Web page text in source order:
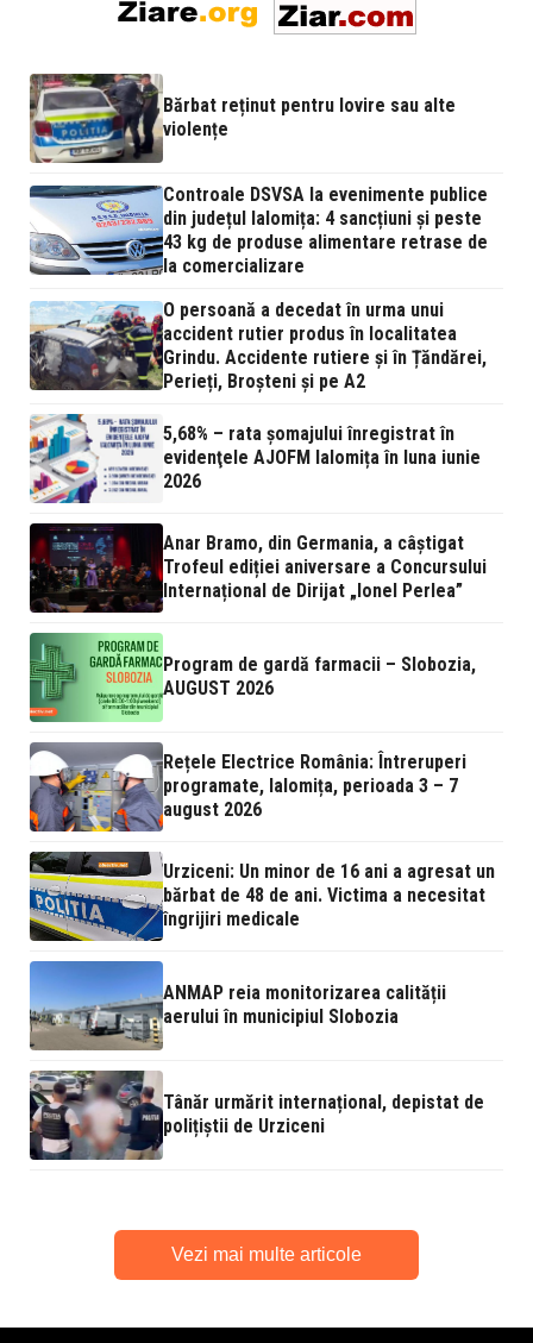
Bărbat reținut pentru lovire sau alte
violențe
Controale DSVSA la evenimente publice
din județul Ialomița: 4 sancțiuni și peste
43 kg de produse alimentare retrase de
la comercializare
O persoană a decedat în urma unui
accident rutier produs în localitatea
Grindu. Accidente rutiere și în Țăndărei,
Perieți, Broșteni și pe A2
5,68% – rata şomajului înregistrat în
evidenţele AJOFM Ialomița în luna iunie
2026
Anar Bramo, din Germania, a câștigat
Trofeul ediției aniversare a Concursului
Internațional de Dirijat „Ionel Perlea”
Program de gardă farmacii – Slobozia,
AUGUST 2026
Rețele Electrice România: Întreruperi
programate, Ialomița, perioada 3 – 7
august 2026
Urziceni: Un minor de 16 ani a agresat un
bărbat de 48 de ani. Victima a necesitat
îngrijiri medicale
ANMAP reia monitorizarea calității
aerului în municipiul Slobozia
Tânăr urmărit internațional, depistat de
polițiștii de Urziceni
Vezi mai multe articole